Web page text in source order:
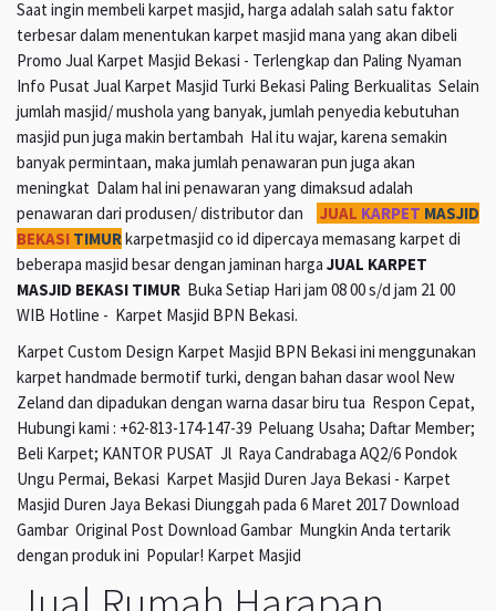
Saat ingin membeli karpet masjid, harga adalah salah satu faktor
terbesar dalam menentukan karpet masjid mana yang akan dibeli
Promo Jual Karpet Masjid Bekasi - Terlengkap dan Paling Nyaman
Info Pusat Jual Karpet Masjid Turki Bekasi Paling Berkualitas Selain
jumlah masjid/ mushola yang banyak, jumlah penyedia kebutuhan
masjid pun juga makin bertambah Hal itu wajar, karena semakin
banyak permintaan, maka jumlah penawaran pun juga akan
meningkat Dalam hal ini penawaran yang dimaksud adalah
penawaran dari produsen/ distributor dan
JUAL KARPET MASJID
BEKASI TIMURkarpetmasjid co id dipercaya memasang karpet di
beberapa masjid besar dengan jaminan harga JUAL KARPET
MASJID BEKASI TIMUR Buka Setiap Hari jam 08 00 s/d jam 21 00
WIB Hotline - Karpet Masjid BPN Bekasi.
Karpet Custom Design Karpet Masjid BPN Bekasi ini menggunakan
karpet handmade bermotif turki, dengan bahan dasar wool New
Zeland dan dipadukan dengan warna dasar biru tua Respon Cepat,
Hubungi kami : +62-813-174-147-39 Peluang Usaha; Daftar Member;
Beli Karpet; KANTOR PUSAT Jl Raya Candrabaga AQ2/6 Pondok
Ungu Permai, Bekasi Karpet Masjid Duren Jaya Bekasi - Karpet
Masjid Duren Jaya Bekasi Diunggah pada 6 Maret 2017 Download
Gambar Original Post Download Gambar Mungkin Anda tertarik
dengan produk ini Popular! Karpet Masjid